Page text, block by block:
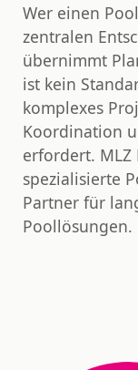
Wer einen
zentralen
übernimmt
ist kein
komplexes
Koordination
erfordert. MLZ
spezialisierte
Partner für
Poollösungen.